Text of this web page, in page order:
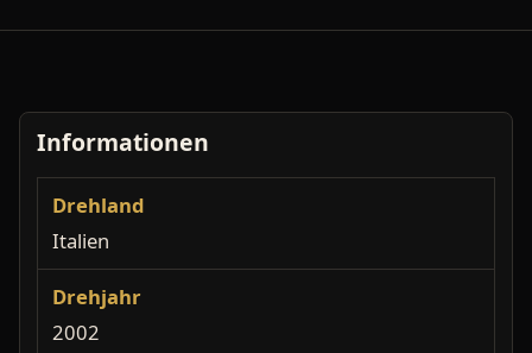
Informationen
Drehland
Italien
Drehjahr
2002